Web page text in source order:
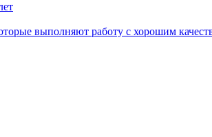
выполняют работу с хорошим